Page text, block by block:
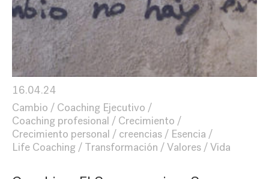
16.04.24
Cambio
Coaching Ejecutivo
Coaching profesional
Crecimiento
Crecimiento personal
creencias
Esencia
Life Coaching
Transformación Valores Vida